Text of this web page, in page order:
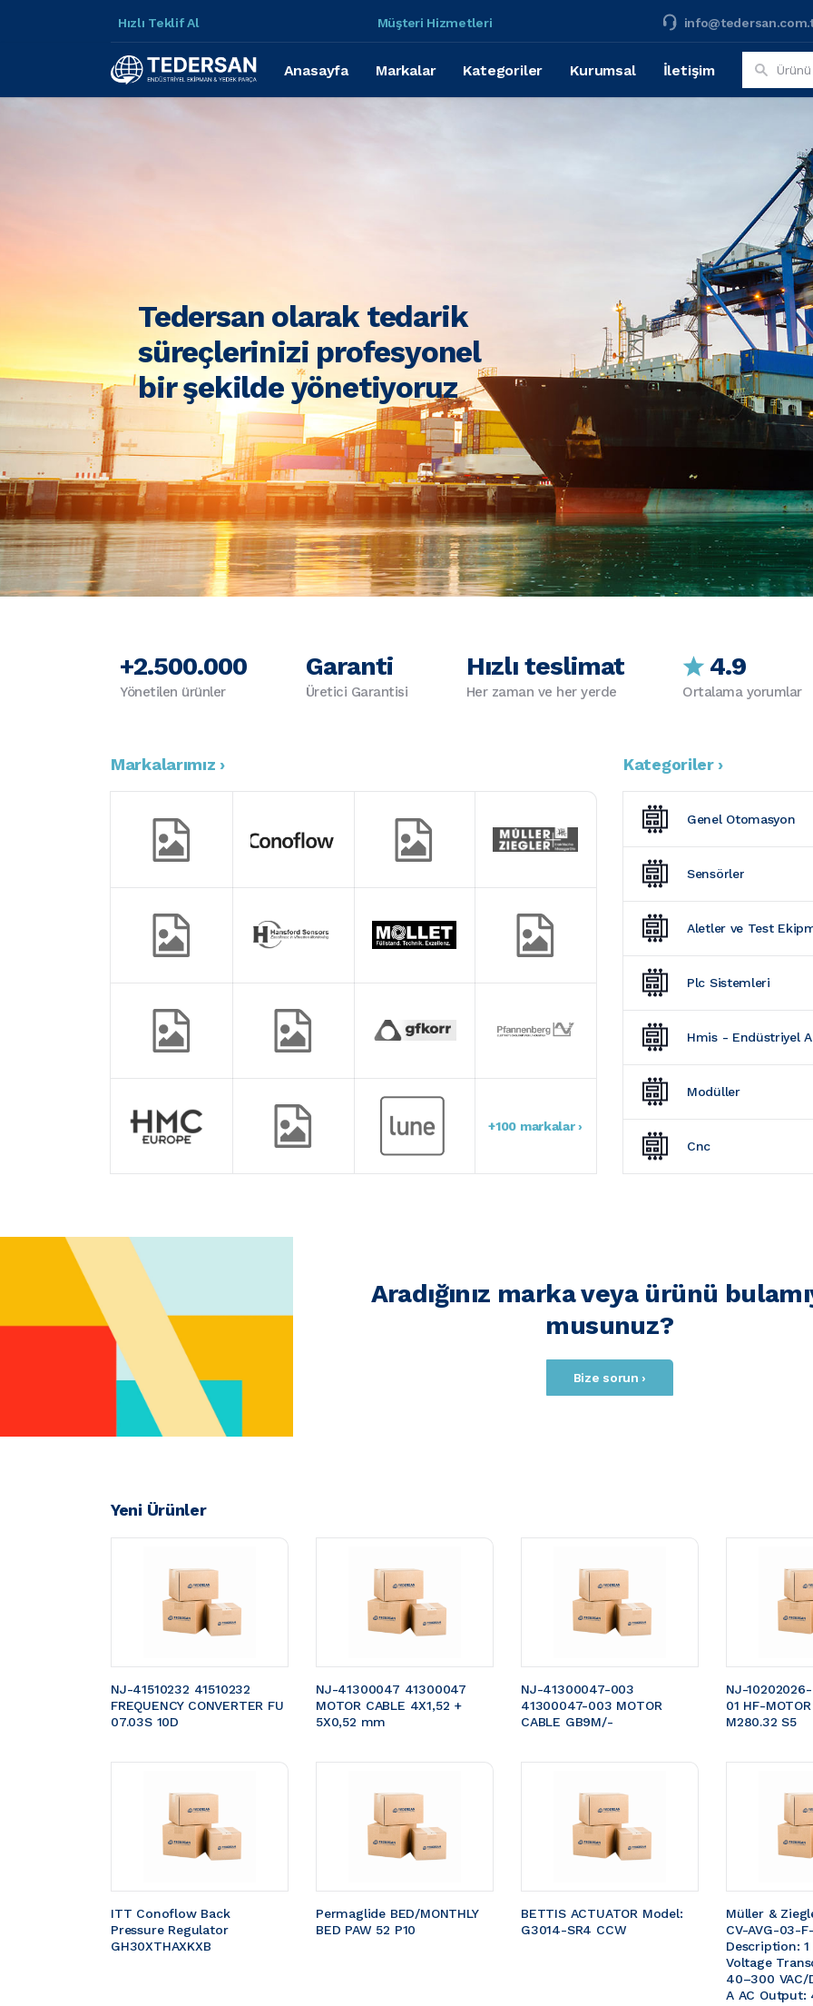
Hızlı Teklif Al Müşteri Hizmetleri
Anasayfa Markalar Kategoriler Kurumsal İletişim
Tedersan olarak tedarik
süreçlerinizi profesyonel
bir şekilde yönetiyoruz
+2.500.000
Yönetilen ürünler
Garanti
Üretici Garantisi
Hızlı teslimat
Her zaman ve her yerde
4.9
Ortalama yorumlar
Markalarımız ›
+100 markalar ›
Kategoriler ›
Genel Otomasyon
Sensörler
Aletler ve Test
Plc Sistemleri
Hmis - Endüstriyel
Modüller
Cnc
Aradığınız marka veya ürünü
musunuz?
Bize sorun ›
Yeni Ürünler
NJ-41510232 41510232
FREQUENCY CONVERTER FU
07.03S 10D
NJ-41300047 41300047
MOTOR CABLE 4X1,52 +
5X0,52 mm
NJ-41300047-003
41300047-003 MOTOR
CABLE GB9M/-
NJ-
01 HF-
M280.32 S5
ITT Conoflow Back
Pressure Regulator
GH30XTHAXKXB
Permaglide BED/MONTHLY
BED PAW 52 P10
BETTIS ACTUATOR Model:
G3014-SR4 CCW
Müller &
CV-AVG-03-
Description:
Voltage
40–300
A AC Output: